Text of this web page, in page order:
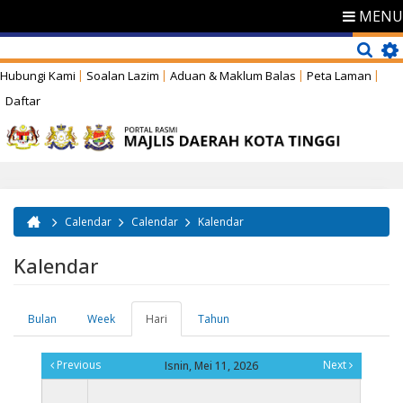
MENU
Hubungi Kami Soalan Lazim Aduan & Maklum Balas
Peta Laman
Daftar
Anda di sini
Calendar Calendar Kalendar
Kalendar
Tab-tab utama
Bulan Week Hari
aktif)
Tahun
Previous Isnin, Mei 11, 2026 Next